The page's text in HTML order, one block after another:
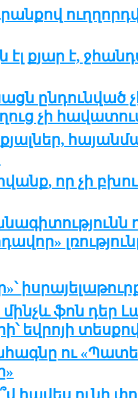
էլ քյար է,
ընդունված
չի
որ չի
ֆոն դեր
եվրոյի
ու
հավես ունի